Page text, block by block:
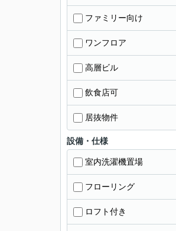
ファミリー向け
ワンフロア
高層ビル
飲食店可
居抜物件
設備・仕様
室内洗濯機置場
フローリング
ロフト付き